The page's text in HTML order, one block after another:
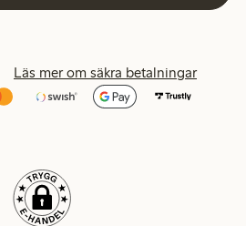
Läs mer om säkra betalningar